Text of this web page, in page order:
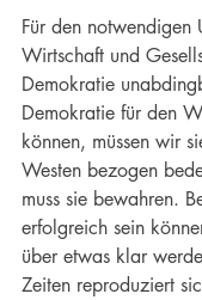
Für den notwendigen
Wirtschaft und
Demokratie
Demokratie für den
können, müssen wir
Westen bezogen
muss sie bewahren.
erfolgreich sein
über etwas klar
Zeiten reproduziert